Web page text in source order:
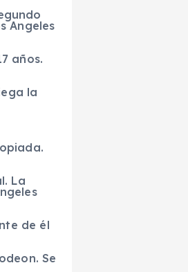
Angeles
años.
la
La
de él
Se